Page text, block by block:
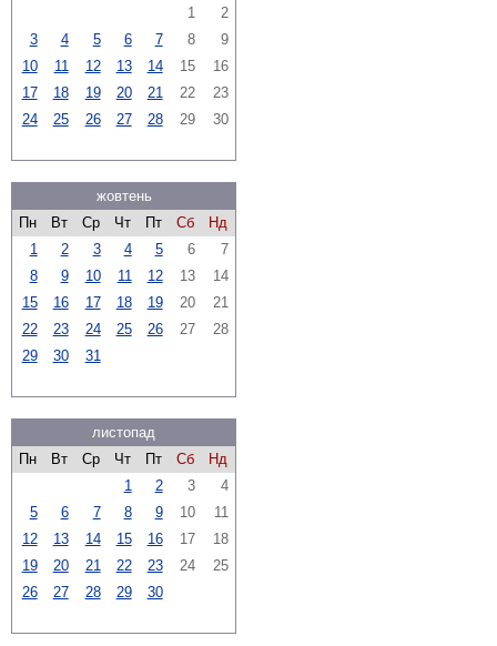
1
2
3
4 5 6 7 8
9
10
11 12 13 14 15
16
17
18 19 20 21 22
23
24
25 26 27 28 29 30
жовтень
Пн
Вт Ср Чт Пт Сб
Нд
1
2 3 4 5 6
7
8
9 10 11 12 13
14
15
16 17 18 19 20
21
22
23 24 25 26 27
28
29
30 31
листопад
Пн
Вт Ср Чт Пт Сб
Нд
1
2 3
4
5
6 7 8 9 10
11
12
13 14 15 16 17
18
19
20 21 22 23 24
25
26
27 28 29 30